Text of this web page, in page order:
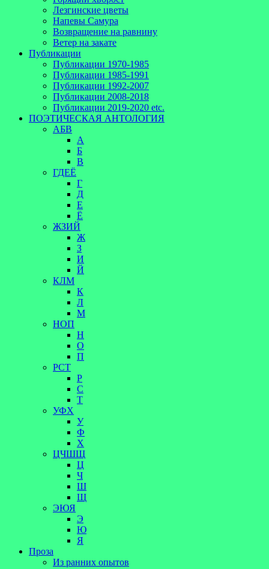
Лезгинские цветы
Напевы Самура
Возвращение на равнину
Ветер на закате
Публикации
Публикации 1970-1985
Публикации 1985-1991
Публикации 1992-2007
Публикации 2008-2018
Публикации 2019-2020 etc.
ПОЭТИЧЕСКАЯ АНТОЛОГИЯ
АБВ
А
Б
В
ГДЕЁ
Г
Д
Е
Ё
ЖЗИЙ
Ж
З
И
Й
КЛМ
К
Л
М
НОП
Н
О
П
РСТ
Р
С
Т
УФХ
У
Ф
Х
ЦЧШЩ
Ц
Ч
Ш
Щ
ЭЮЯ
Э
Ю
Я
Проза
Из ранних опытов